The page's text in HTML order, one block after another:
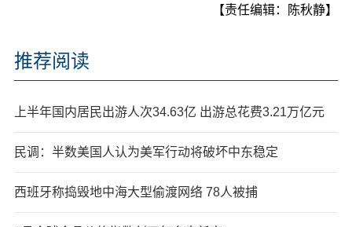
【责任编辑：陈秋静】
推荐阅读
上半年国内居民出游人次34.63亿 出游总花费3.21万亿元
民调：半数美国人认为美军行动将破坏中东稳定
西班牙称捣毁地中海大型偷渡网络 78人被捕